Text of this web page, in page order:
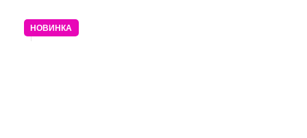
НОВИНКА